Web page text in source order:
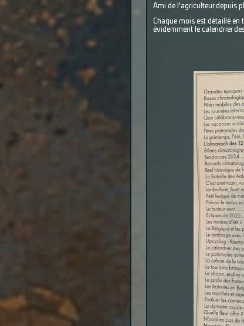
Ami de l'agriculteur depuis
Chaque mois est détaillé en
évidemment le calendrier